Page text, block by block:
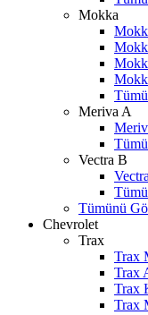
Mokka
Meriva A
Vectra B
Tümünü
Chevrolet
Trax
Trax
Trax
Trax
Trax